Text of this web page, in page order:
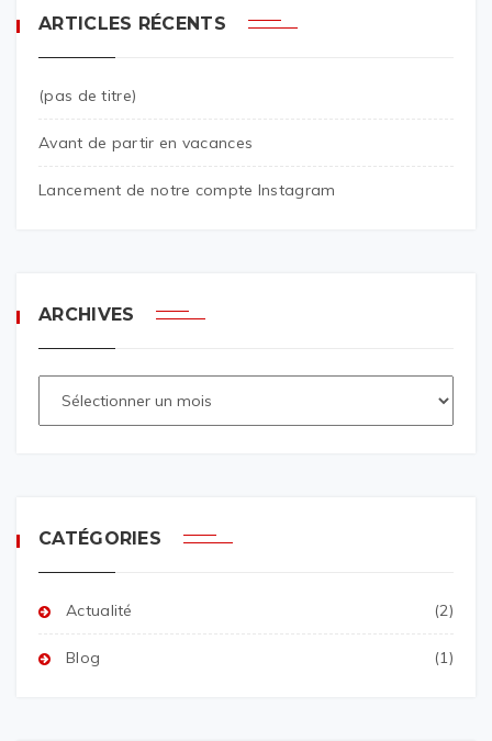
ARTICLES RÉCENTS
(pas de titre)
Avant de partir en vacances
Lancement de notre compte Instagram
ARCHIVES
CATÉGORIES
Actualité (2)
Blog (1)